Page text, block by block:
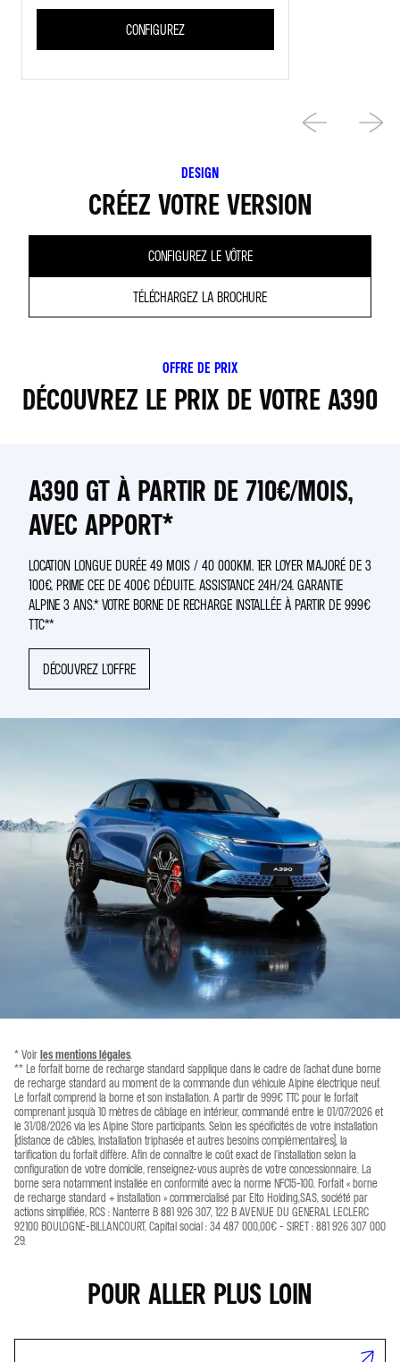
CONFIGUREZ
DESIGN
CRÉEZ VOTRE VERSION
CONFIGUREZ LE VÔTRE
TÉLÉCHARGEZ LA BROCHURE
OFFRE DE PRIX
DÉCOUVREZ LE PRIX DE VOTRE A390
A390 GT À PARTIR DE 710€/MOIS,
AVEC APPORT*
LOCATION LONGUE DURÉE 49 MOIS / 40 000KM. 1ER LOYER MAJORÉ DE 3
100€. PRIME CEE DE 400€ DÉDUITE. ASSISTANCE 24H/24. GARANTIE
ALPINE 3 ANS.* VOTRE BORNE DE RECHARGE INSTALLÉE À PARTIR DE 999€
TTC**
DÉCOUVREZ L'OFFRE
* Voirles mentions légales.
** Le forfait borne de recharge standard s'applique dans le cadre de l'achat d'une borne
de recharge standard au moment de la commande d'un véhicule Alpine électrique neuf.
Le forfait comprend la borne et son installation. A partir de 999€ TTC pour le forfait
comprenant jusqu'à 10 mètres de câblage en intérieur, commandé entre le 01/07/2026 et
le 31/08/2026 via les Alpine Store participants. Selon les spécificités de votre installation
(distance de câbles, installation triphasée et autres besoins complémentaires), la
tarification du forfait diffère. Afin de connaître le coût exact de l'installation selon la
configuration de votre domicile, renseignez-vous auprès de votre concessionnaire. La
borne sera notamment installée en conformité avec la norme NFC15-100. Forfait « borne
de recharge standard + installation » commercialisé par Elto Holding,SAS, société par
actions simplifiée, RCS : Nanterre B 881 926 307, 122 B AVENUE DU GENERAL LECLERC
92100 BOULOGNE-BILLANCOURT, Capital social : 34 487 000,00€ - SIRET : 881 926 307 000
29.
POUR ALLER PLUS LOIN